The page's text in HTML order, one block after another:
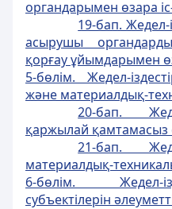
органдарымен өзара
19-бап.
асырушы
қорғау ұйымдарымен
5-бөлiм. Жедел-
және материалдық-
20-бап.
қаржылай қамтамасыз
21-бап.
материалдық-
6-бөлiм. Жедел-
субъектiлерiн